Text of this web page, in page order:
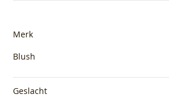
Merk
Blush
Geslacht